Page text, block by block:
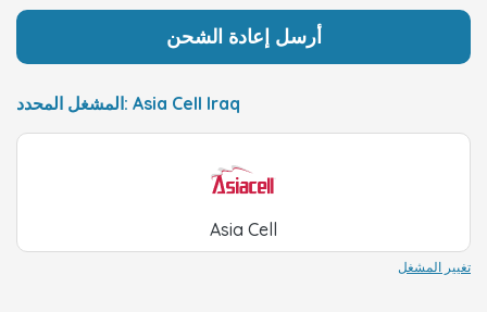
أرسل إعادة الشحن
المشغل المحدد: Asia Cell Iraq
Asia Cell
تغيير المشغل